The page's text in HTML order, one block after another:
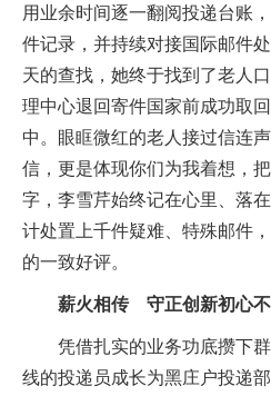
用业余时间逐一翻阅投递台账
件记录，并持续对接国际邮件
天的查找，她终于找到了老人
理中心退回寄件国家前成功取
中。眼眶微红的老人接过信连
信，更是体现你们为我着想，
字，李雪芹始终记在心里、落
计处置上千件疑难、特殊邮件
的一致好评。
薪火相传 守正创新初心
凭借扎实的业务功底攒下群
线的投递员成长为黑庄户投递